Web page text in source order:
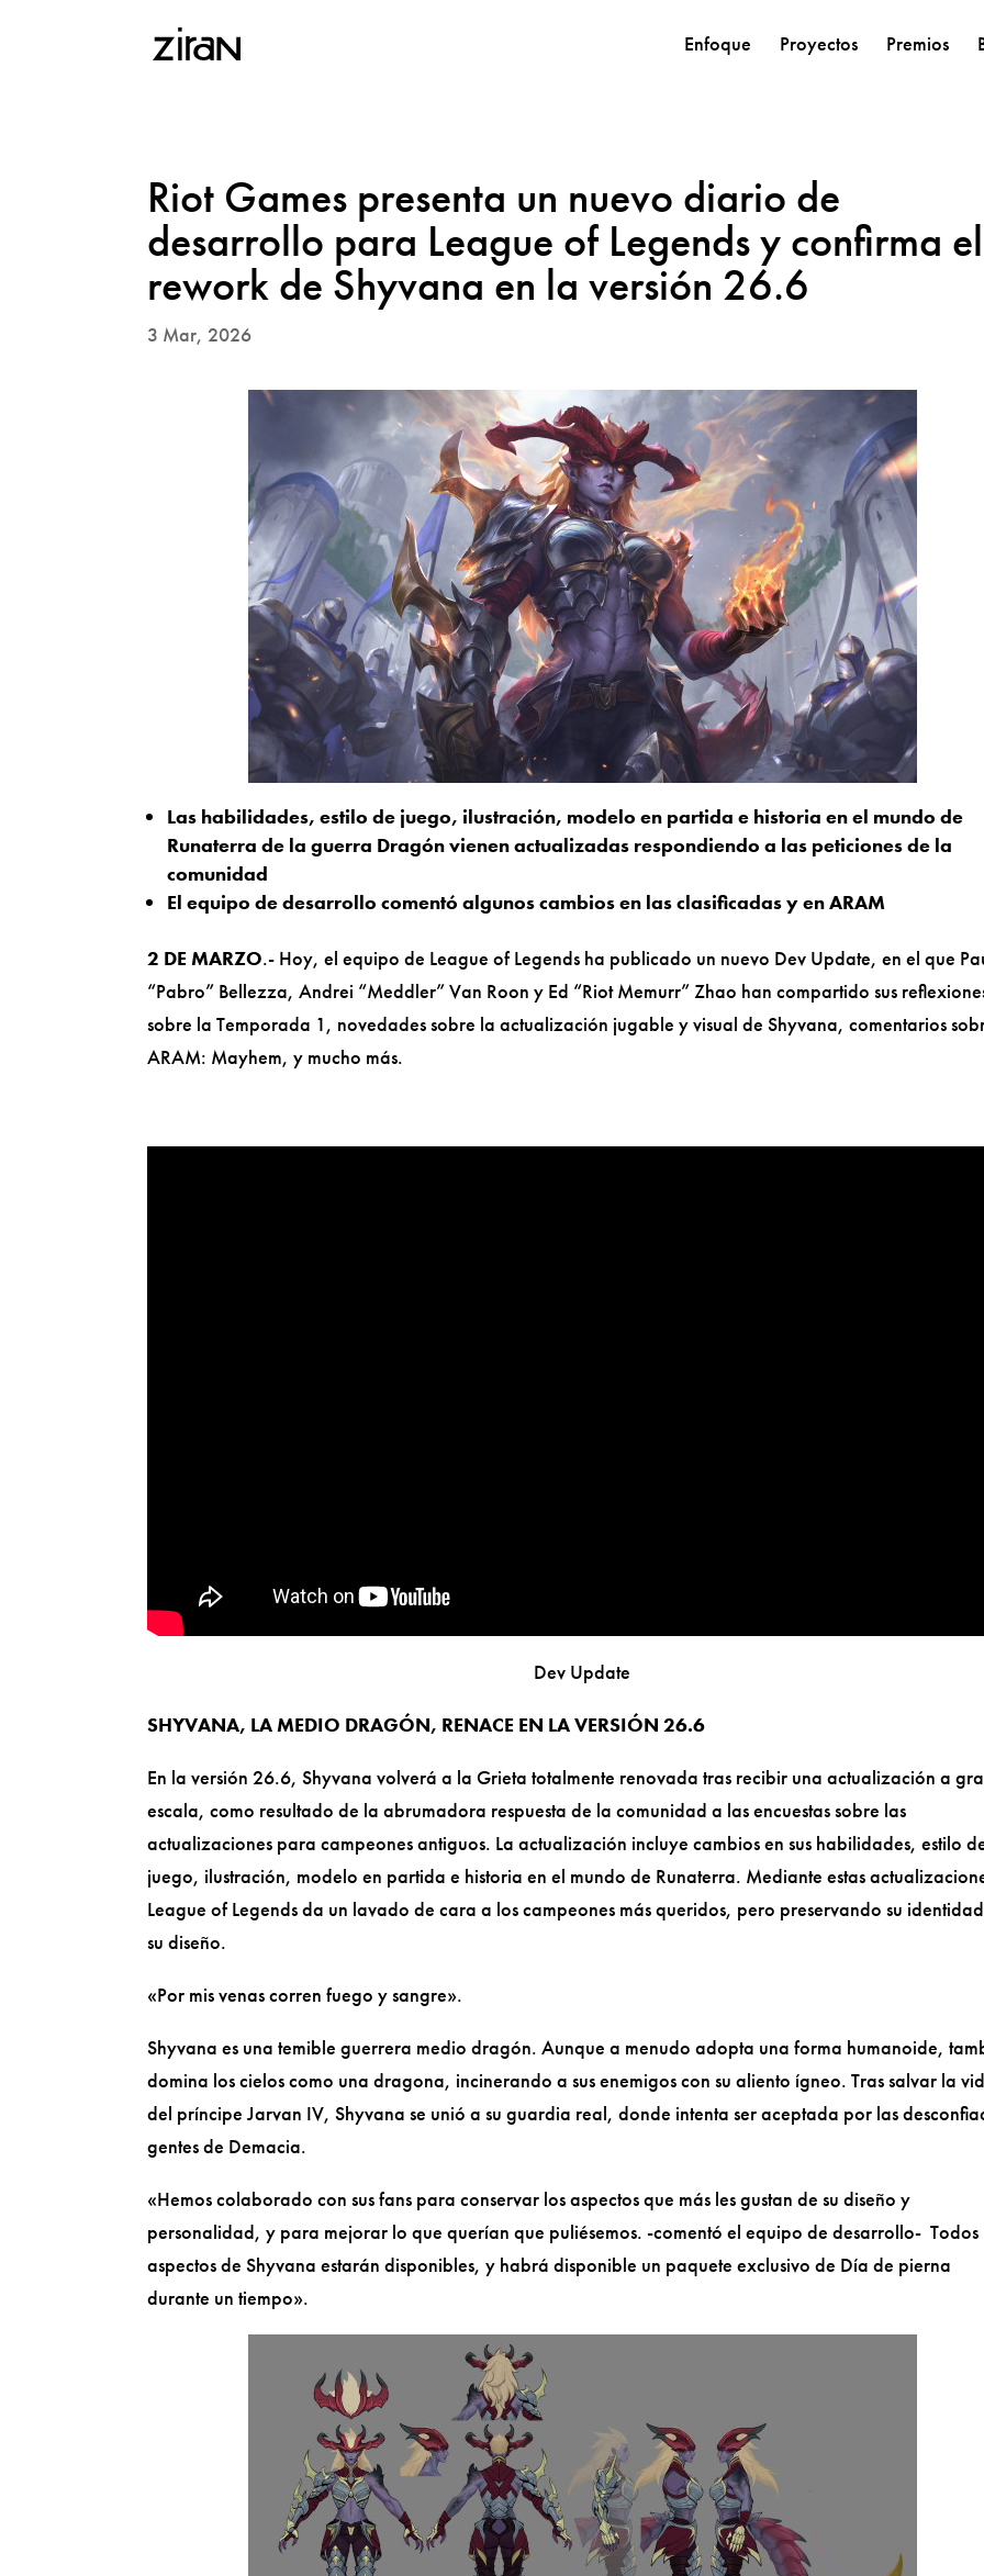
Enfoque Proyectos Premios
Riot Games presenta un nuevo diario de
desarrollo para League of Legends y confirma el
rework de Shyvana en la versión 26.6
3 Mar, 2026
Las habilidades, estilo de juego, ilustración, modelo en partida e historia en el mundo de
Runaterra de la guerra Dragón vienen actualizadas respondiendo a las peticiones de la
comunidad
El equipo de desarrollo comentó algunos cambios en las clasificadas y en ARAM
2 DE MARZO.- Hoy, el equipo de League of Legends ha publicado un nuevo Dev Update, en el que
“Pabro” Bellezza, Andrei “Meddler” Van Roon y Ed “Riot Memurr” Zhao han compartido sus
sobre la Temporada 1, novedades sobre la actualización jugable y visual de Shyvana, comentarios
ARAM: Mayhem, y mucho más.
Dev Update
SHYVANA, LA MEDIO DRAGÓN, RENACE EN LA VERSIÓN 26.6
En la versión 26.6, Shyvana volverá a la Grieta totalmente renovada tras recibir una actualización a
escala, como resultado de la abrumadora respuesta de la comunidad a las encuestas sobre las
actualizaciones para campeones antiguos. La actualización incluye cambios en sus habilidades, estilo
juego, ilustración, modelo en partida e historia en el mundo de Runaterra. Mediante estas
League of Legends da un lavado de cara a los campeones más queridos, pero preservando su
su diseño.
«Por mis venas corren fuego y sangre».
Shyvana es una temible guerrera medio dragón. Aunque a menudo adopta una forma humanoide,
domina los cielos como una dragona, incinerando a sus enemigos con su aliento ígneo. Tras salvar la
del príncipe Jarvan IV, Shyvana se unió a su guardia real, donde intenta ser aceptada por las
gentes de Demacia.
«Hemos colaborado con sus fans para conservar los aspectos que más les gustan de su diseño y
personalidad, y para mejorar lo que querían que puliésemos. -comentó el equipo de desarrollo- Todos
aspectos de Shyvana estarán disponibles, y habrá disponible un paquete exclusivo de Día de pierna
durante un tiempo».